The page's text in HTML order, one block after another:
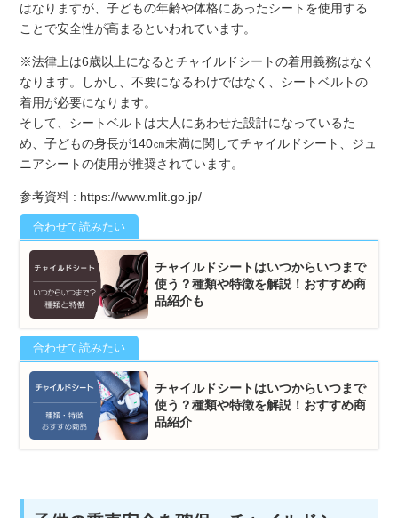
はなりますが、子どもの年齢や体格にあったシートを使用する
ことで安全性が高まるといわれています。
※法律上は6歳以上になるとチャイルドシートの着用義務はなく
なります。しかし、不要になるわけではなく、シートベルトの
着用が必要になります。
そして、シートベルトは大人にあわせた設計になっているた
め、子どもの身長が140㎝未満に関してチャイルドシート、ジュ
ニアシートの使用が推奨されています。
参考資料 : https://www.mlit.go.jp/
チャイルドシートはいつからいつまで
使う？種類や特徴を解説！おすすめ商
品紹介も
チャイルドシートはいつからいつまで
使う？種類や特徴を解説！おすすめ商
品紹介